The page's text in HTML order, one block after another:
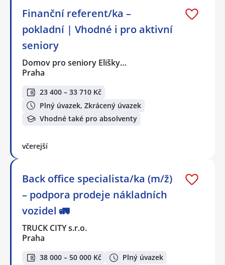
Finanční referent/ka –
pokladní | Vhodné i pro aktivní
seniory
Domov pro seniory Elišky…
Praha
23 400 – 33 710 Kč
Plný úvazek, Zkrácený úvazek
Vhodné také pro absolventy
včerejší
Back office specialista/ka (m/ž)
– podpora prodeje nákladních
vozidel 🚛
TRUCK CITY s.r.o.
Praha
38 000 – 50 000 Kč
Plný úvazek